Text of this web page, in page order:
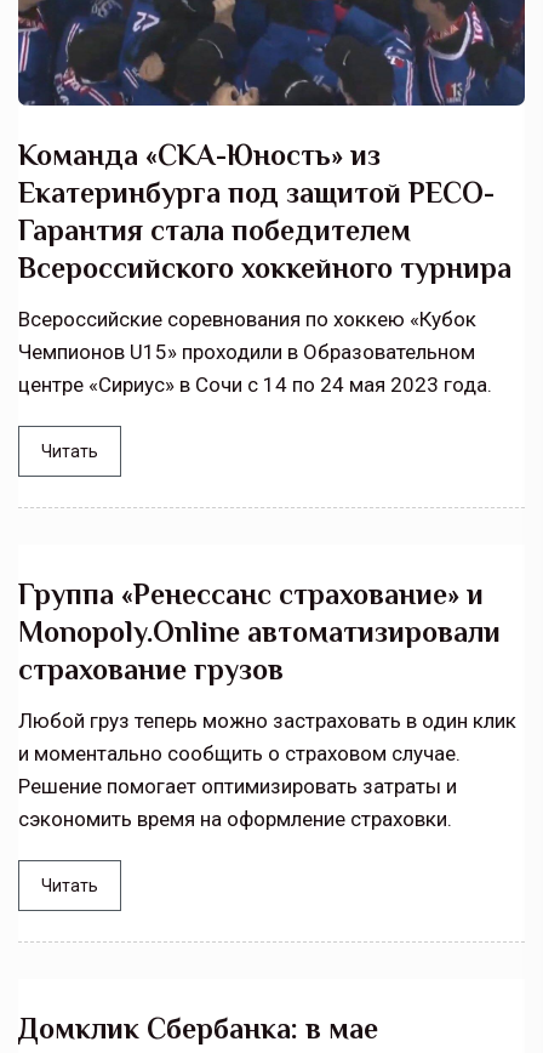
Команда «СКА-Юность» из
Екатеринбурга под защитой РЕСО-
Гарантия стала победителем
Всероссийского хоккейного турнира
Всероссийские соревнования по хоккею «Кубок
Чемпионов U15» проходили в Образовательном
центре «Сириус» в Сочи с 14 по 24 мая 2023 года.
Читать
Группа «Ренессанс страхование» и
Monopoly.Online автоматизировали
страхование грузов
Любой груз теперь можно застраховать в один клик
и моментально сообщить о страховом случае.
Решение помогает оптимизировать затраты и
сэкономить время на оформление страховки.
Читать
Домклик Сбербанка: в мае